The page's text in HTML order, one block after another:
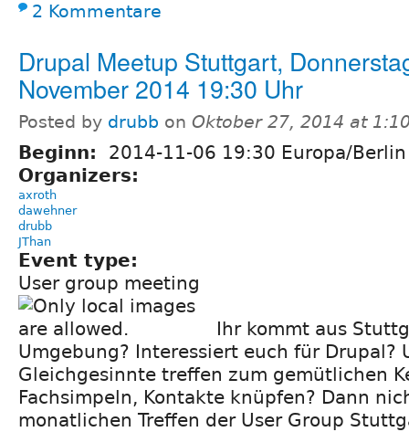
2 Kommentare
Drupal Meetup Stuttgart,
November 2014 19:30 Uhr
Posted by drubb on Oktober 27, 2014 at
Beginn:
2014-11-06 19:30 Europa/Berlin
Organizers:
axroth
dawehner
drubb
JThan
Event type:
User group meeting
Ihr kommt aus
Umgebung? Interessiert euch für Drupal?
Gleichgesinnte treffen zum gemütlichen
Fachsimpeln, Kontakte knüpfen? Dann
monatlichen Treffen der User Group